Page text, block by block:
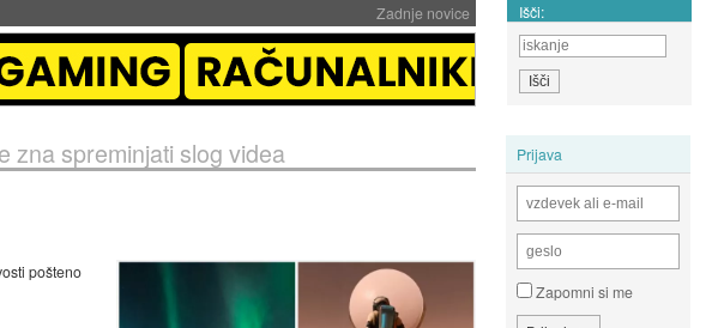
Zadnje novice Išči:
Prijava
Zapomni si me
zna spreminjati slog videa
pošteno